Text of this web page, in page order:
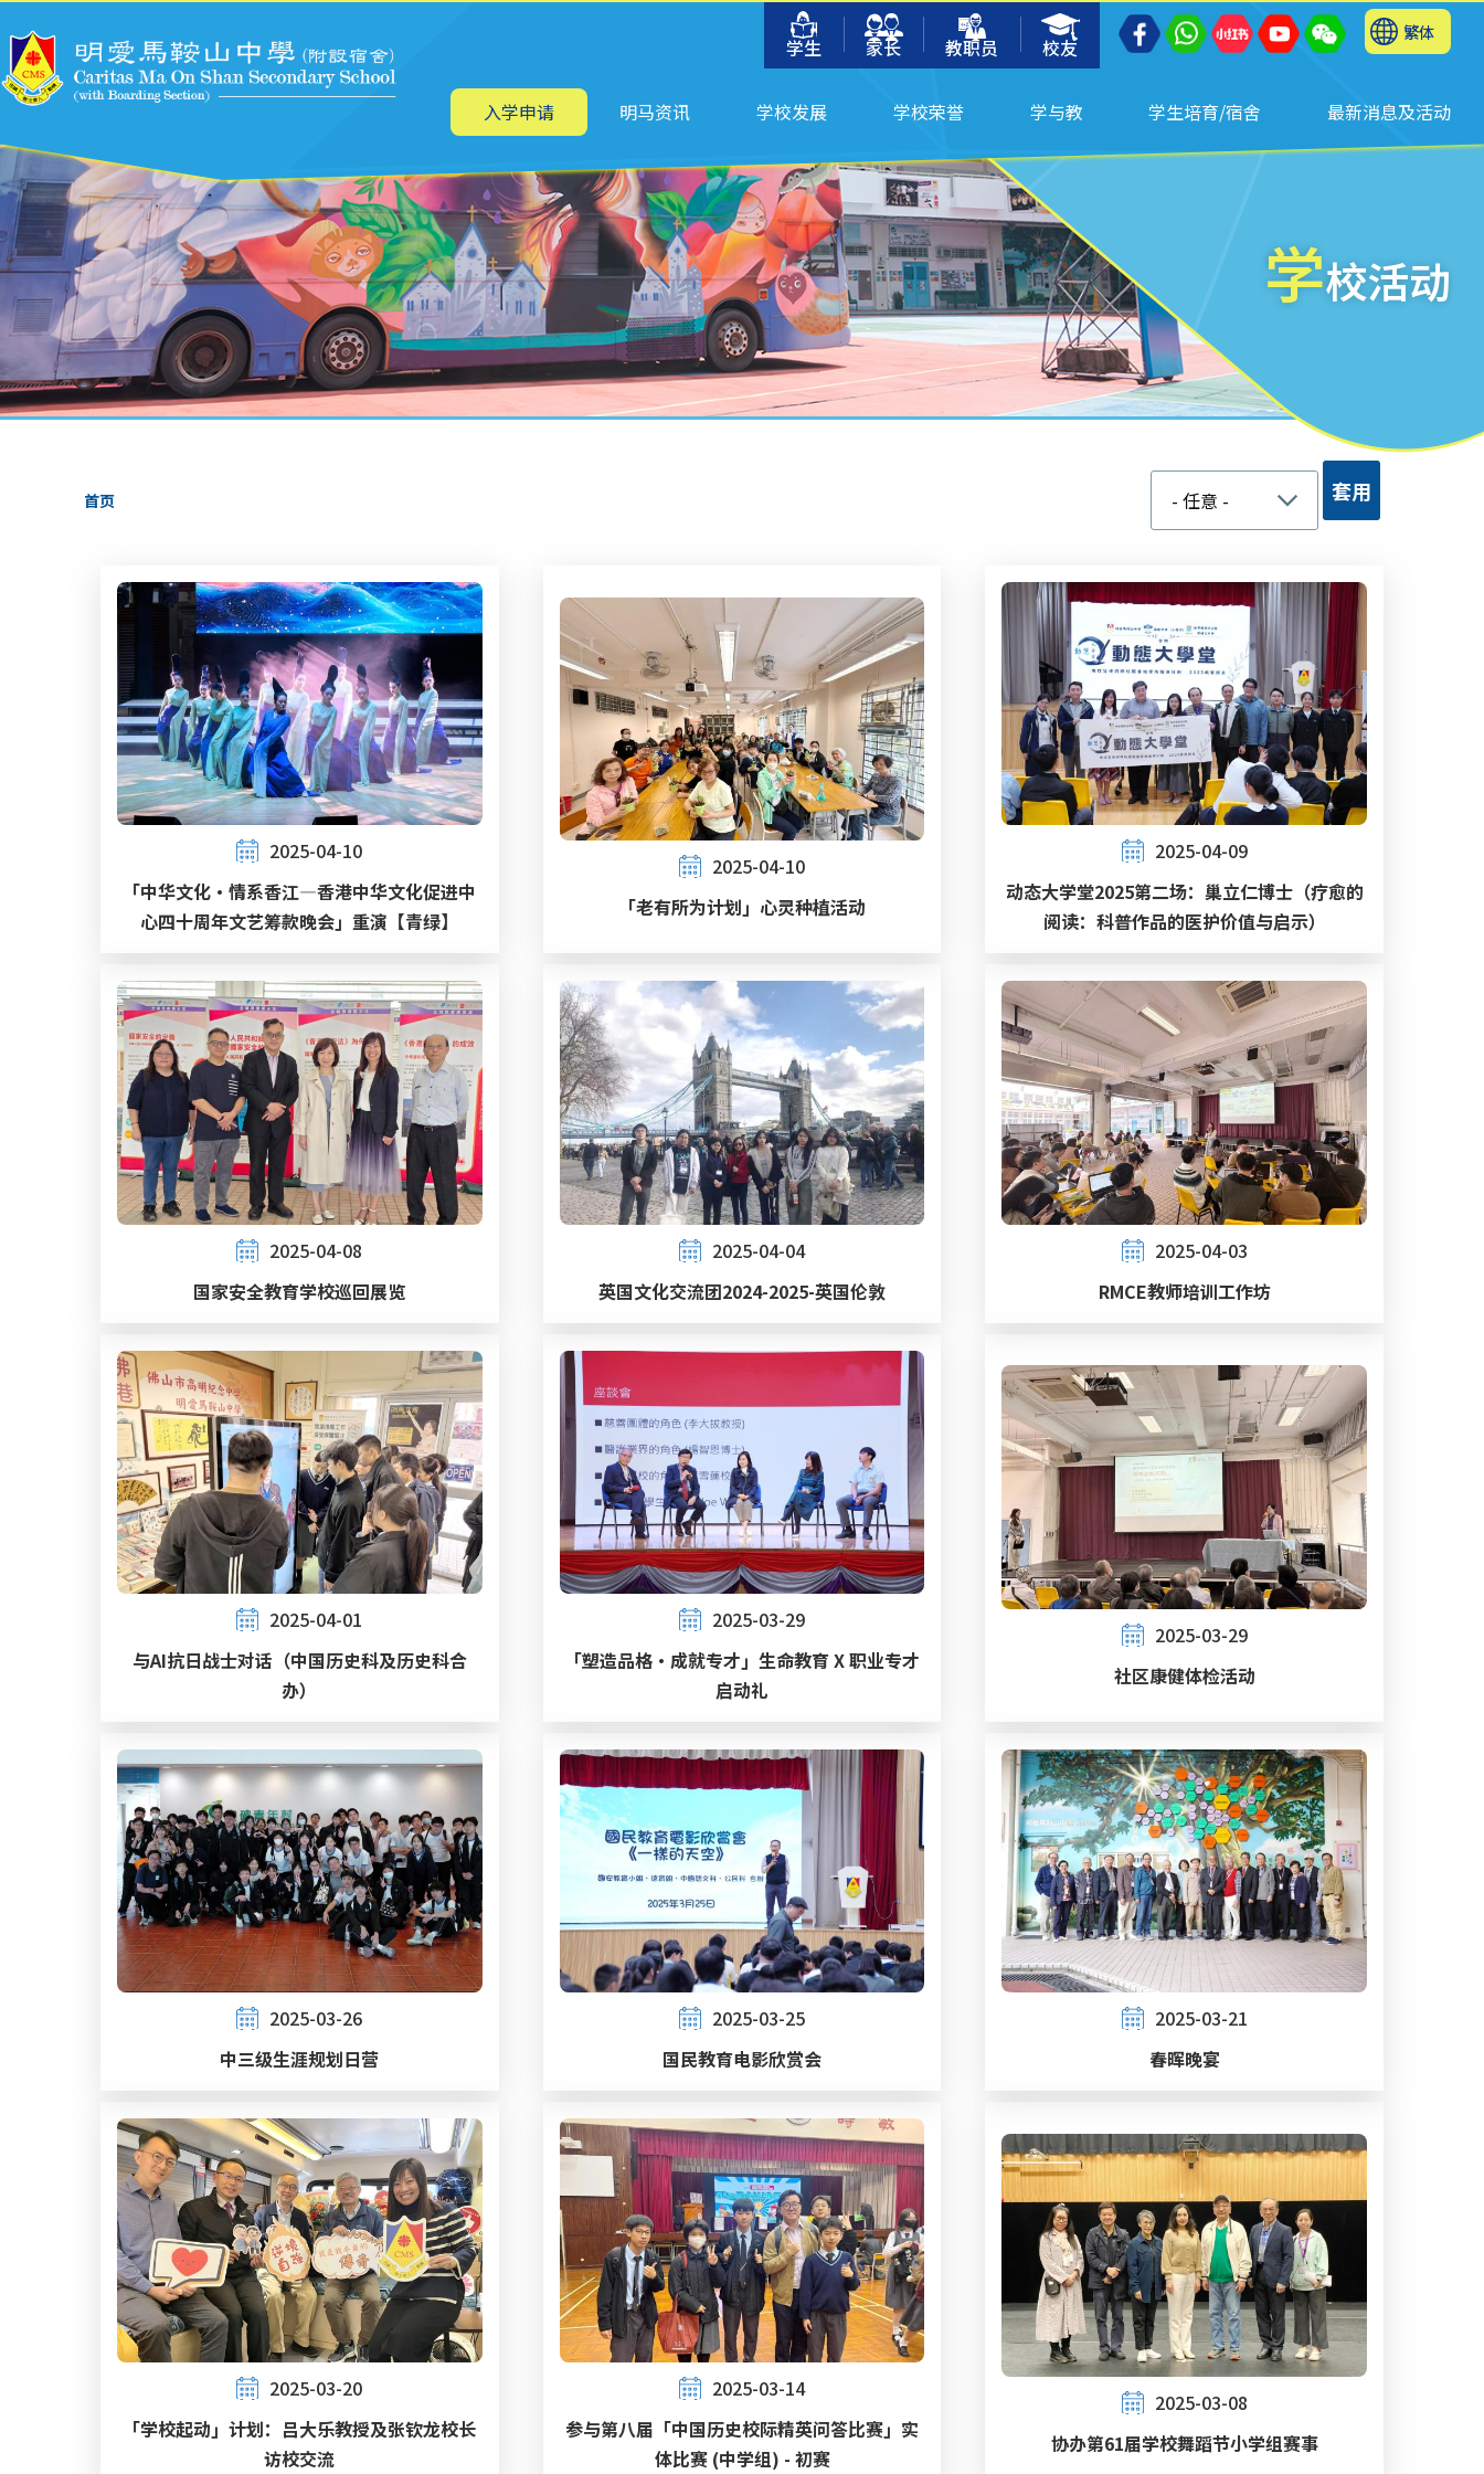
学生
家长 教职员 校友
繁体
主
航 入学申请 明马资讯 学校发展 学校荣誉 学与教 学生培育/宿舍 最新消息及活动
学校活动
面
屑
首页
2025-04-10
「中华文化•情系香江—香港中华文化促进中
心四十周年文艺筹款晚会」重演【青绿】
2025-04-10
「老有所为计划」心灵种植活动
2025-04-09
动态大学堂2025第二场：巢立仁博士（疗愈的
阅读：科普作品的医护价值与启示）
2025-04-08
国家安全教育学校巡回展览
2025-04-04
英国文化交流团2024-2025-英国伦敦
2025-04-03
RMCE教师培训工作坊
2025-04-01
与AI抗日战士对话（中国历史科及历史科合
办）
2025-03-29
「塑造品格‧成就专才」生命教育 X 职业专才
启动礼
2025-03-29
社区康健体检活动
2025-03-26
中三级生涯规划日营
2025-03-25
国民教育电影欣赏会
2025-03-21
春晖晚宴
2025-03-20
「学校起动」计划：吕大乐教授及张钦龙校长
访校交流
2025-03-14
参与第八届「中国历史校际精英问答比赛」实
体比赛 (中学组) - 初赛
2025-03-08
协办第61届学校舞蹈节小学组赛事